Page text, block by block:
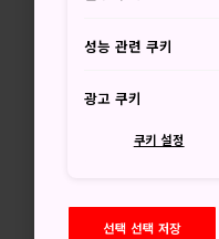
성능 관련 쿠키
광고 쿠키
쿠키 설정
선택 선택 저장